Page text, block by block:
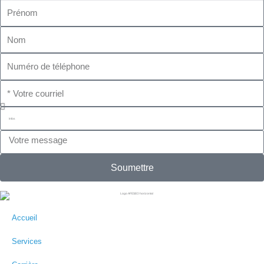
Prénom
Nom
Numéro
téléphone
Courriel
Département
Message
Soumettre
Accueil
Services